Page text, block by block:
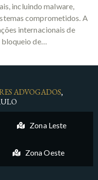
incluindo malware,
comprometidos. A
internacionais de
bloqueio de…
ADVOGADOS,
Zona Leste
Zona Oeste